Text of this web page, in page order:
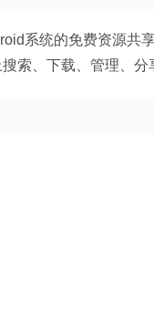
系统的免费资源共
索、下载、管理、分